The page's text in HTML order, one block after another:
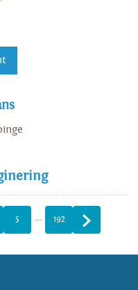
5 … 192